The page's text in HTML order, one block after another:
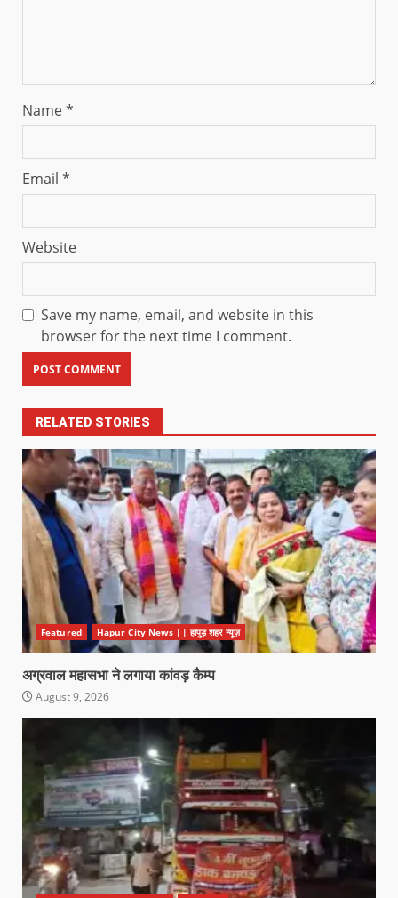
Name*
Email *
Website
Save my name, email, and website in this
browser for the next time I comment.
RELATED STORIES
Featured Hapur City News || हापुड़ शहर न्यूज़
अग्रवाल महासभा ने लगाया कांवड़ कैम्प
August 9, 2026